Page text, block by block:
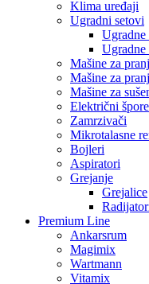
Klima uređaji
Ugradni setovi
Ugradne
Ugradne
Mašine za
Mašine za
Mašine za
Električni
Zamrzivači
Mikrotalasne
Bojleri
Aspiratori
Grejanje
Grejalice
Premium Line
Ankarsrum
Magimix
Wartmann
Vitamix